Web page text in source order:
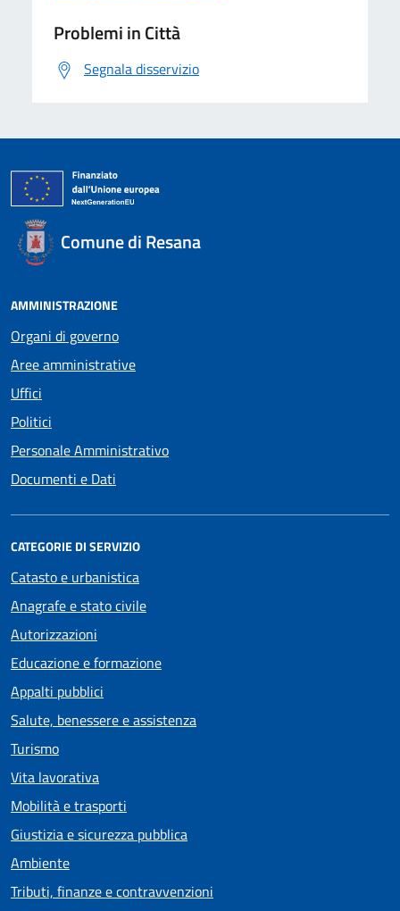
Problemi in Città
Segnala disservizio
Comune di Resana
AMMINISTRAZIONE
Organi di governo
Aree amministrative
Uffici
Politici
Personale Amministrativo
Documenti e Dati
CATEGORIE DI SERVIZIO
Catasto e urbanistica
Anagrafe e stato civile
Autorizzazioni
Educazione e formazione
Appalti pubblici
Salute, benessere e assistenza
Turismo
Vita lavorativa
Mobilità e trasporti
Giustizia e sicurezza pubblica
Ambiente
Tributi, finanze e contravvenzioni